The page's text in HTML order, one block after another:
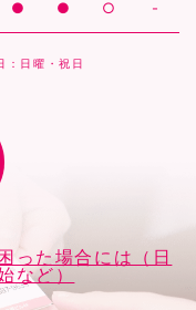
● ● ○ -
日曜・祝日
った場合には（日
など）